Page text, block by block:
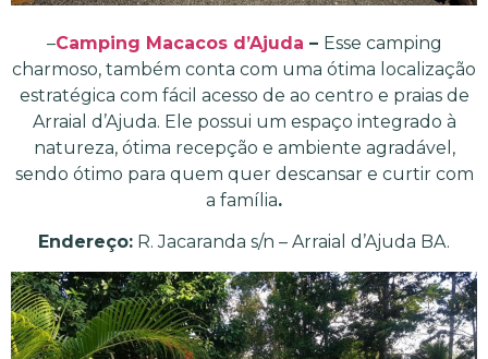
–Camping Macacos d’Ajuda – Esse camping
charmoso, também conta com uma ótima localização
estratégica com fácil acesso de ao centro e praias de
Arraial d’Ajuda. Ele possui um espaço integrado à
natureza, ótima recepção e ambiente agradável,
sendo ótimo para quem quer descansar e curtir com
a família.
Endereço: R. Jacaranda s/n – Arraial d’Ajuda BA.